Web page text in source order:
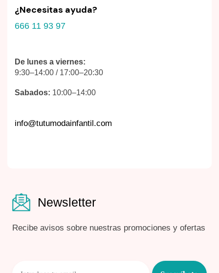
¿Necesitas ayuda?
666 11 93 97
De lunes a viernes:
9:30–14:00 / 17:00–20:30
Sabados: 10:00–14:00
info@tutumodainfantil.com
Newsletter
Recibe avisos sobre nuestras promociones y ofertas